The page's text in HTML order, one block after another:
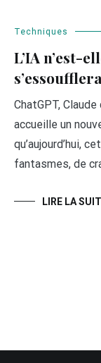
Techniques
L’IA n’est-
ChatGPT,
accueille un
qu’aujourd’hui,
fantasmes, de
LIRE LA